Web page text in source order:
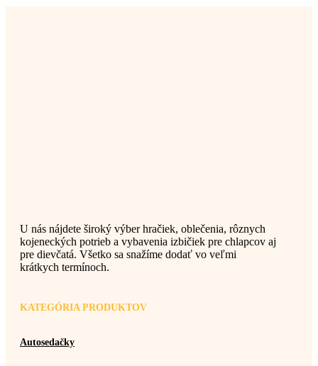
U nás nájdete široký výber hračiek, oblečenia, rôznych
kojeneckých potrieb a vybavenia izbičiek pre chlapcov aj
pre dievčatá. Všetko sa snažíme dodať vo veľmi
krátkych termínoch.
KATEGÓRIA PRODUKTOV
Autosedačky